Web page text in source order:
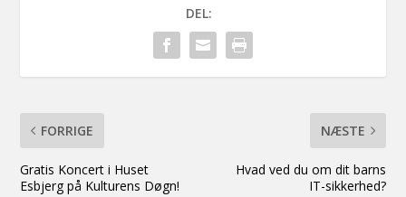
DEL:
FORRIGE
Gratis Koncert i Huset
Esbjerg på Kulturens Døgn!
NÆSTE
Hvad ved du om dit barns
IT-sikkerhed?